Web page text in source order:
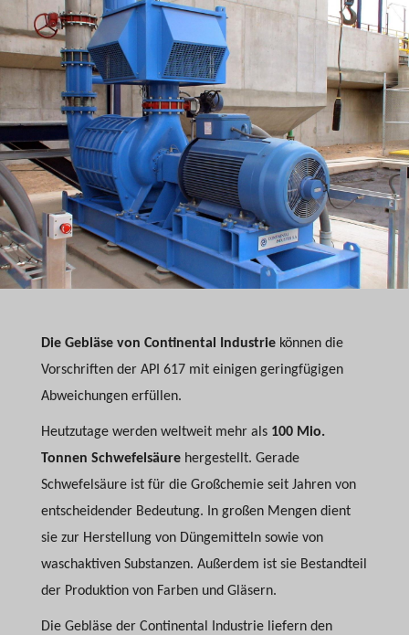
Die Gebläse von Continental Industrie können die
Vorschriften der API 617 mit einigen geringfügigen
Abweichungen erfüllen.
Heutzutage werden weltweit mehr als 100 Mio.
Tonnen Schwefelsäure hergestellt. Gerade
Schwefelsäure ist für die Großchemie seit Jahren von
entscheidender Bedeutung. In großen Mengen dient
sie zur Herstellung von Düngemitteln sowie von
waschaktiven Substanzen. Außerdem ist sie Bestandteil
der Produktion von Farben und Gläsern.
Die Gebläse der Continental Industrie liefern den